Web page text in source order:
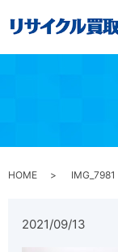
HOME IMG_7981
2021/09/13